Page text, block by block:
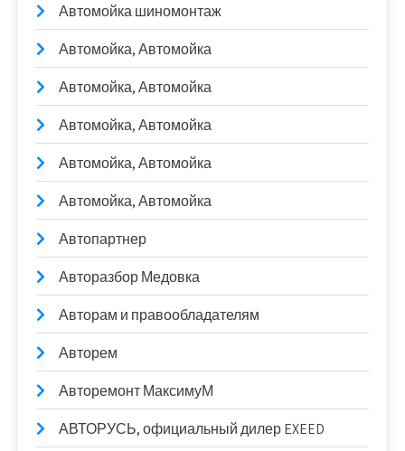
Автомойка шиномонтаж
Автомойка, Автомойка
Автомойка, Автомойка
Автомойка, Автомойка
Автомойка, Автомойка
Автомойка, Автомойка
Автопартнер
Авторазбор Медовка
Авторам и правообладателям
Авторем
Авторемонт МаксимуМ
АВТОРУСЬ, официальный дилер EXEED